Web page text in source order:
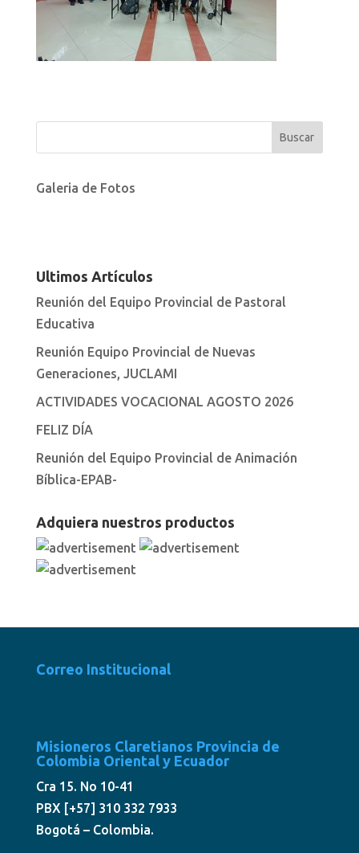
Galeria de Fotos
Ultimos Artículos
Reunión del Equipo Provincial de Pastoral
Educativa
Reunión Equipo Provincial de Nuevas
Generaciones, JUCLAMI
ACTIVIDADES VOCACIONAL AGOSTO 2026
FELIZ DÍA
Reunión del Equipo Provincial de Animación
Bíblica-EPAB-
Adquiera nuestros productos
Correo Institucional
Misioneros Claretianos Provincia de
Colombia Oriental y Ecuador
Cra 15. No 10-41
PBX [+57] 310 332 7933
Bogotá – Colombia.